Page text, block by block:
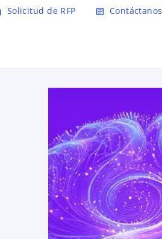
Solicitud de RFP article Contáctanos